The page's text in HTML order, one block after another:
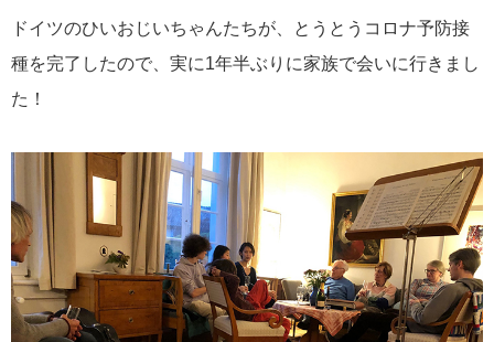
ドイツのひいおじいちゃんたちが、とうとうコロナ予防接
種を完了したので、実に1年半ぶりに家族で会いに行きまし
た！